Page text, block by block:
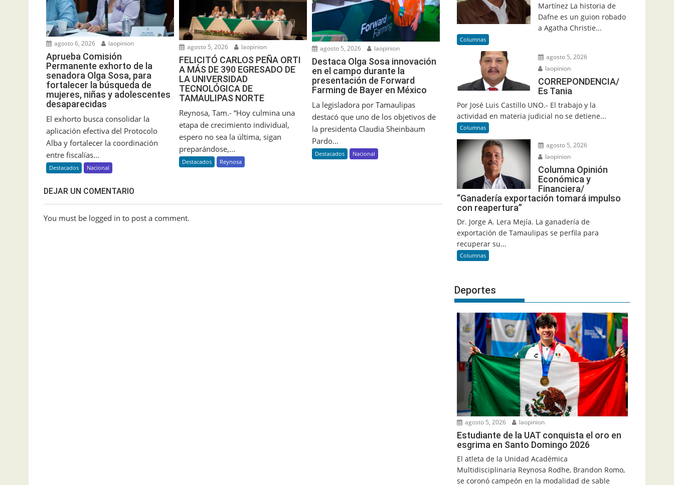
agosto 6, 2026 laopinion
Aprueba Comisión
Permanente exhorto de la
senadora Olga Sosa, para
fortalecer la búsqueda de
mujeres, niñas y adolescentes
desaparecidas
El exhorto busca consolidar la
aplicación efectiva del Protocolo
Alba y fortalecer la coordinación
entre fiscalías...
Destacados Nacional
agosto 5, 2026 laopinion
FELICITÓ CARLOS PEÑA ORTI
A MÁS DE 390 EGRESADO DE
LA UNIVERSIDAD
TECNOLÓGICA DE
TAMAULIPAS NORTE
Reynosa, Tam.- “Hoy culmina una
etapa de crecimiento individual,
espero no sea la última, sigan
preparándose,...
Destacados Reynosa
agosto 5, 2026 laopinion
Destaca Olga Sosa innovación
en el campo durante la
presentación de Forward
Farming de Bayer en México
La legisladora por Tamaulipas
destacó que uno de los objetivos de
la presidenta Claudia Sheinbaum
Pardo...
Destacados Nacional
DEJAR UN COMENTARIO
You must be logged in to post a comment.
Martínez La historia de
Dafne es un guion robado
a Agatha Christie...
Columnas
agosto 5, 2026
laopinion
CORREPONDENCIA/
Es Tania
Por José Luis Castillo UNO.- El trabajo y la
actividad en materia judicial no se detiene...
Columnas
agosto 5, 2026
laopinion
Columna Opinión
Económica y
Financiera/
“Ganadería exportación tomará impulso
con reapertura”
Dr. Jorge A. Lera Mejía. La ganadería de
exportación de Tamaulipas se perfila para
recuperar su...
Columnas
Deportes
agosto 5, 2026 laopinion
Estudiante de la UAT conquista el oro en
esgrima en Santo Domingo 2026
El atleta de la Unidad Académica
Multidisciplinaria Reynosa Rodhe, Brandon Romo,
se coronó campeón en la modalidad de sable